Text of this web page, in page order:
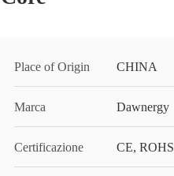
Place of Origin CHINA
Marca Dawnergy
Certificazione CE, ROHS